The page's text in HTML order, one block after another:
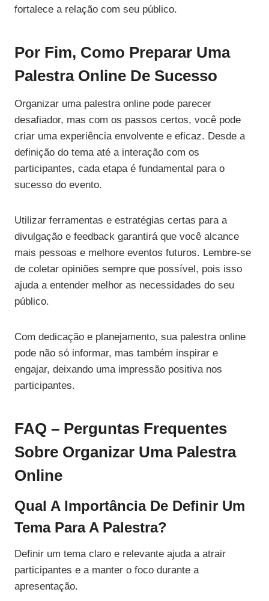
fortalece a relação com seu público.
Por Fim, Como Preparar Uma
Palestra Online De Sucesso
Organizar uma palestra online pode parecer
desafiador, mas com os passos certos, você pode
criar uma experiência envolvente e eficaz. Desde a
definição do tema até a interação com os
participantes, cada etapa é fundamental para o
sucesso do evento.
Utilizar ferramentas e estratégias certas para a
divulgação e feedback garantirá que você alcance
mais pessoas e melhore eventos futuros. Lembre-se
de coletar opiniões sempre que possível, pois isso
ajuda a entender melhor as necessidades do seu
público.
Com dedicação e planejamento, sua palestra online
pode não só informar, mas também inspirar e
engajar, deixando uma impressão positiva nos
participantes.
FAQ – Perguntas Frequentes
Sobre Organizar Uma Palestra
Online
Qual A Importância De Definir Um
Tema Para A Palestra?
Definir um tema claro e relevante ajuda a atrair
participantes e a manter o foco durante a
apresentação.